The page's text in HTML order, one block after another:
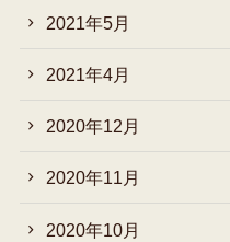
2021年5月
2021年4月
2020年12月
2020年11月
2020年10月